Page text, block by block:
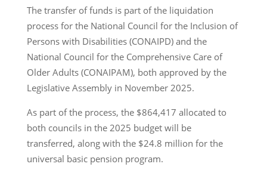
The transfer of funds is part of the liquidation
process for the National Council for the Inclusion of
Persons with Disabilities (CONAIPD) and the
National Council for the Comprehensive Care of
Older Adults (CONAIPAM), both approved by the
Legislative Assembly in November 2025.
As part of the process, the $864,417 allocated to
both councils in the 2025 budget will be
transferred, along with the $24.8 million for the
universal basic pension program.